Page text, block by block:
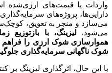
واردات یا قیمت‌های ارزی‌شده
دارایی‌ها، پروژه‌های
می‌سازد و منجر به تعویق،
می‌شود. لیزینگ، با بازتوزیع
هموارسازی شوک ارزی را
شوک ناگهانی سرمایه‌گذاری
با این حال، اثرگذاری لیزینگ بر